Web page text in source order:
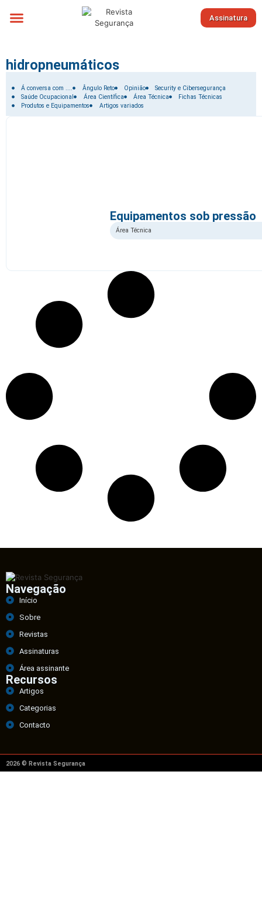
Assinatura
hidropneumáticos
Filtrar por:
Á conversa com .... Ângulo Reto Opinião
Security e Cibersegurança
Saúde Ocupacional
Área Científica Área Técnica
Fichas Técnicas
Produtos e Equipamentos
Artigos variados
Equipamentos sob pressão
Área Técnica
Navegação
Início
Sobre
Revistas
Assinaturas
Área assinante
Recursos
Artigos
Categorias
Contacto
2026 © Revista Segurança